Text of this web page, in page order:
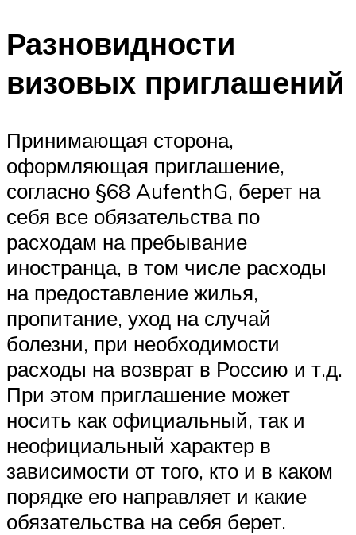
Разновидности
визовых приглашений
Принимающая сторона,
оформляющая приглашение,
согласно §68 AufenthG, берет на
себя все обязательства по
расходам на пребывание
иностранца, в том числе расходы
на предоставление жилья,
пропитание, уход на случай
болезни, при необходимости
расходы на возврат в Россию и т.д.
При этом приглашение может
носить как официальный, так и
неофициальный характер в
зависимости от того, кто и в каком
порядке его направляет и какие
обязательства на себя берет.